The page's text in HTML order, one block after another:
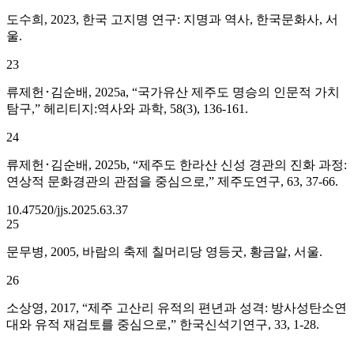
도수희, 2023, 한국 고지명 연구: 지명과 역사, 한국문화사, 서
울.
23
류제헌･김순배, 2025a, “국가유산 제주도 명승의 인문적 가치
탐구,” 헤리티지:역사와 과학, 58(3), 136-161.
24
류제헌･김순배, 2025b, “제주도 한라산 신성 경관의 진화 과정:
연상적 문화경관의 관점을 중심으로,” 제주도연구, 63, 37-66.
10.47520/jjs.2025.63.37
25
문무병, 2005, 바람의 축제 칠머리당 영등굿, 황금알, 서울.
26
소상영, 2017, “제주 고산리 유적의 편년과 성격: 방사성탄소연
대와 유적 재검토를 중심으로,” 한국신석기연구, 33, 1-28.